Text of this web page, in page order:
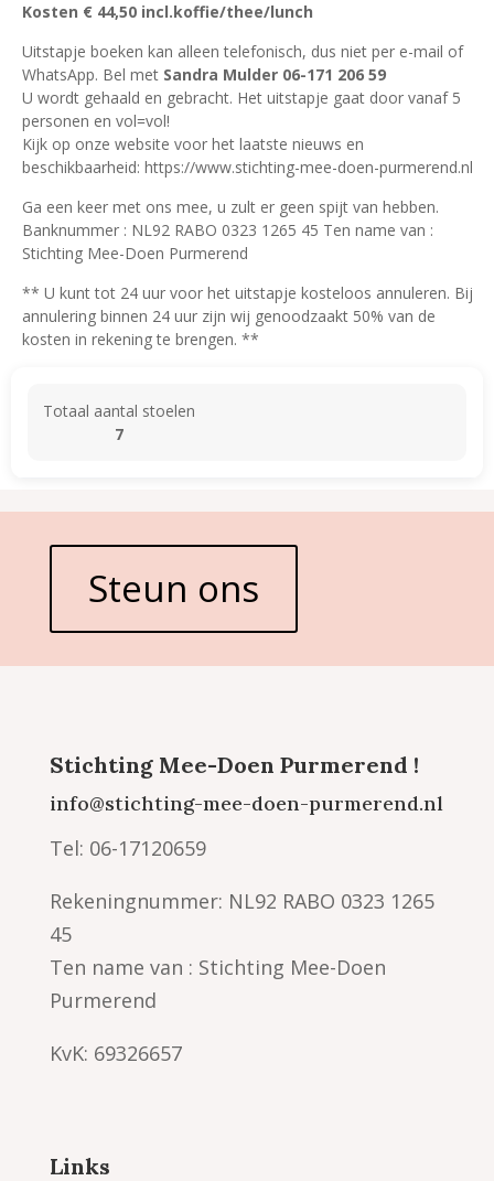
Kosten € 44,50 incl.koffie/thee/lunch
Uitstapje boeken kan alleen telefonisch, dus niet per e-mail of
WhatsApp. Bel met Sandra Mulder 06-171 206 59
U wordt gehaald en gebracht. Het uitstapje gaat door vanaf 5
personen en vol=vol!
Kijk op onze website voor het laatste nieuws en
beschikbaarheid: https://www.stichting-mee-doen-purmerend.nl
Ga een keer met ons mee, u zult er geen spijt van hebben.
Banknummer : NL92 RABO 0323 1265 45 Ten name van :
Stichting Mee-Doen Purmerend
** U kunt tot 24 uur voor het uitstapje kosteloos annuleren. Bij
annulering binnen 24 uur zijn wij genoodzaakt 50% van de
kosten in rekening te brengen. **
Totaal aantal stoelen
7
Steun ons
Stichting Mee-Doen Purmerend !
info@stichting-mee-doen-purmerend.nl
Tel: 06-17120659
Rekeningnummer: NL92 RABO 0323 1265
45
Ten name van : Stichting Mee-Doen
Purmerend
KvK: 69326657
Links